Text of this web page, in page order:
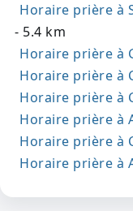
Horaire prière à
- 5.4 km
Horaire prière à
Horaire prière à
Horaire prière à
Horaire prière à
Horaire prière à
Horaire prière à